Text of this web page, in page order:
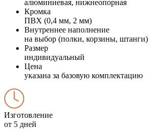
алюминиевая, нижнеопорная
Кромка
ПВХ (0,4 мм, 2 мм)
Внутреннее наполнение
на выбор (полки, корзины, штанги)
Размер
индивидуальный
Цена
указана за базовую комплектацию
Изготовление
от 5 дней